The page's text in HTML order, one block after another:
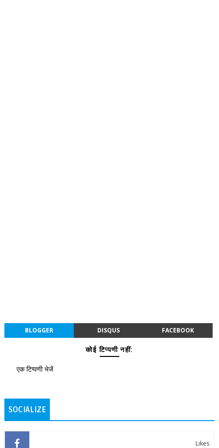
BLOGGER DISQUS FACEBOOK
कोई टिप्पणी नहीं:
एक टिप्पणी भेजें
SOCIALIZE
Likes